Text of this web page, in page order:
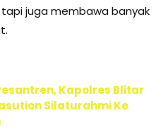
juga membawa banyak
Kapolres Blitar
Silaturahmi Ke